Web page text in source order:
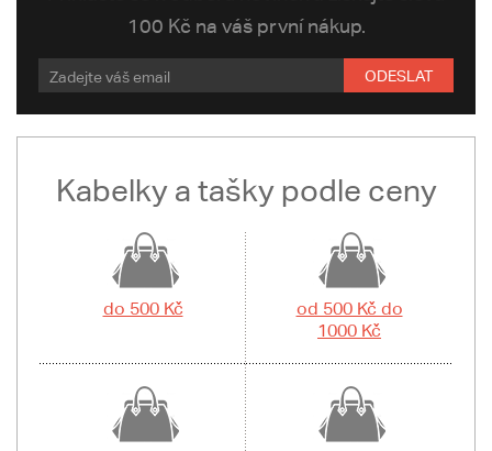
100 Kč na váš první nákup.
ODESLAT
Kabelky a tašky podle ceny
do 500 Kč
od 500 Kč do
1000 Kč